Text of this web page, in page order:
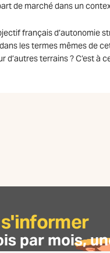
de marché dans un
français d’autonomie
les termes mêmes de
d’autres terrains ? C’est
par mois,